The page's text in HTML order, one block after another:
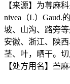
【来源】为荨麻
nivea（L）Gaud.
坡、山沟、路旁
安徽、浙江、陕
茎、叶，晒干。切
【处方用名】苎